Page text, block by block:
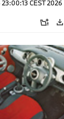
CEST 2026